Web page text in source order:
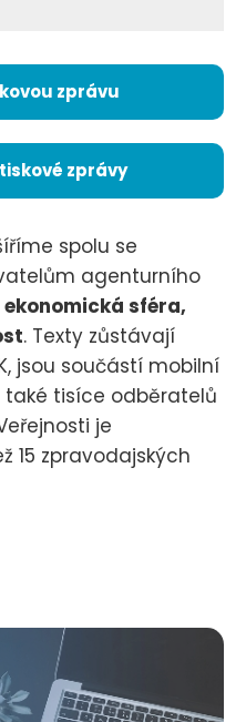
zprávu
zprávy
spolu se
agenturního
sféra,
. Texty zůstávají
jsou součástí mobilní
také tisíce odběratelů
je
15 zpravodajských